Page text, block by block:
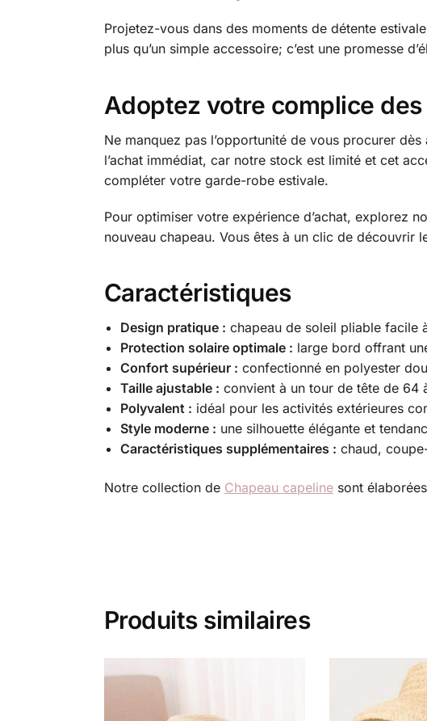
Projetez-vous dans des moments de détente
plus qu’un simple accessoire; c’est une promesse
Adoptez votre complice
Ne manquez pas l’opportunité de vous procurer dès
l’achat immédiat, car notre stock est limité et cet
compléter votre garde-robe estivale.
Pour optimiser votre expérience d’achat, explorez
nouveau chapeau. Vous êtes à un clic de découvrir
Caractéristiques
Design pratique : chapeau de soleil pliable facile
Protection solaire optimale : large bord offrant
Confort supérieur : confectionné en polyester
Taille ajustable : convient à un tour de tête de 64
Polyvalent : idéal pour les activités extérieures
Style moderne : une silhouette élégante et
Caractéristiques supplémentaires : chaud,
Notre collection de Chapeau capelinesont
Produits similaires